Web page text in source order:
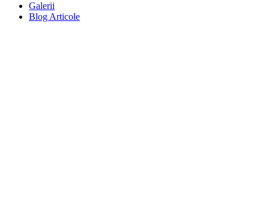
Galerii
Blog Articole